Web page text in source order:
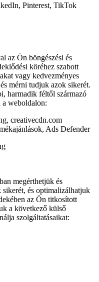
Pinterest, TikTok
az Ön böngészési és
köréhez szabott
vagy kedvezményes
mérni tudjuk azok sikerét.
harmadik féltől származó
a weboldalon:
creativecdn.com
Ads Defender
megérthetjük és
és optimalizálhatjuk
az Ön titkosított
a következő külső
szolgáltatásaikat: